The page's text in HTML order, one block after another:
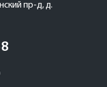
пр-д, д.